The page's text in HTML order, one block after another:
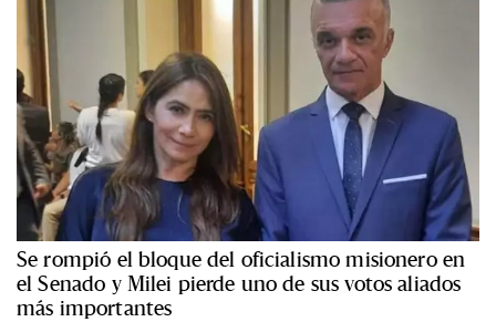
Se rompió el bloque del oficialismo misionero en
el Senado y Milei pierde uno de sus votos aliados
más importantes